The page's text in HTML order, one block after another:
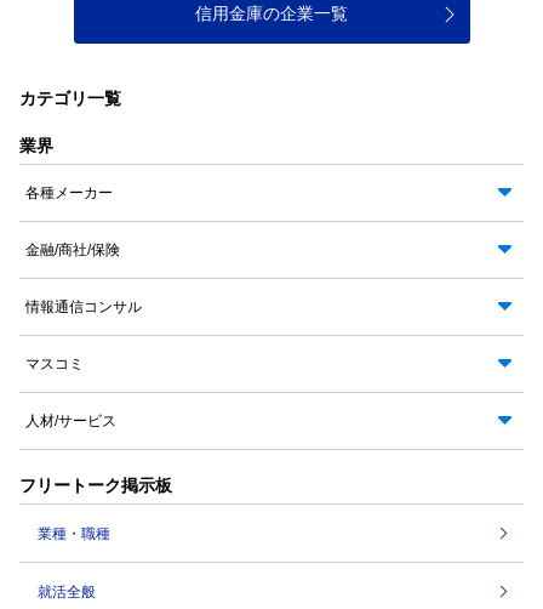
信用金庫の企業一覧
カテゴリ一覧
業界
各種メーカー
金融/商社/保険
情報通信コンサル
マスコミ
人材/サービス
フリートーク掲示板
業種・職種
就活全般